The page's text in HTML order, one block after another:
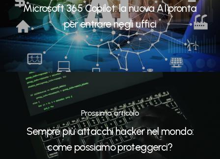
Microsoft 365 Copilot: la nuova AI pronta
per entrare negli uffici
Prossimo articolo
Sempre più attacchi hacker nel mondo:
come possiamo proteggerci?